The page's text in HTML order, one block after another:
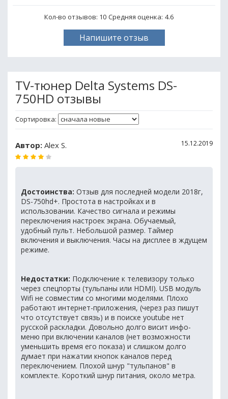
Кол-во отзывов: 10 Средняя оценка: 4.6
Напишите отзыв
TV-тюнер Delta Systems DS-
750HD отзывы
Сортировка:
Автор: Alex S. 15.12.2019
Достоинства: Отзыв для последней модели 2018г,
DS-750hd+. Простота в настройках и в
использовании. Качество сигнала и режимы
переключения настроек экрана. Обучаемый,
удобный пульт. Небольшой размер. Таймер
включения и выключения. Часы на дисплее в ждущем
режиме.
Недостатки: Подключение к телевизору только
через спецпорты (тульпаны или HDMI). USB модуль
Wifi не совместим со многими моделями. Плохо
работают интернет-приложения, (через раз пишут
что отсутствует связь) и в поиске youtube нет
русской раскладки. Довольно долго висит инфо-
меню при включении каналов (нет возможности
уменьшить время его показа) и слишком долго
думает при нажатии кнопок каналов перед
переключением. Плохой шнур "тульпанов" в
комплекте. Короткий шнур питания, около метра.